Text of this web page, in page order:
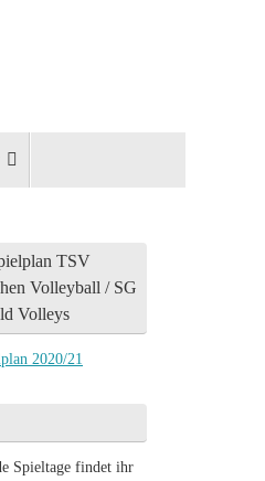
TSV
Volleyball / SG
Volleys
2020/21
Spieltage findet ihr